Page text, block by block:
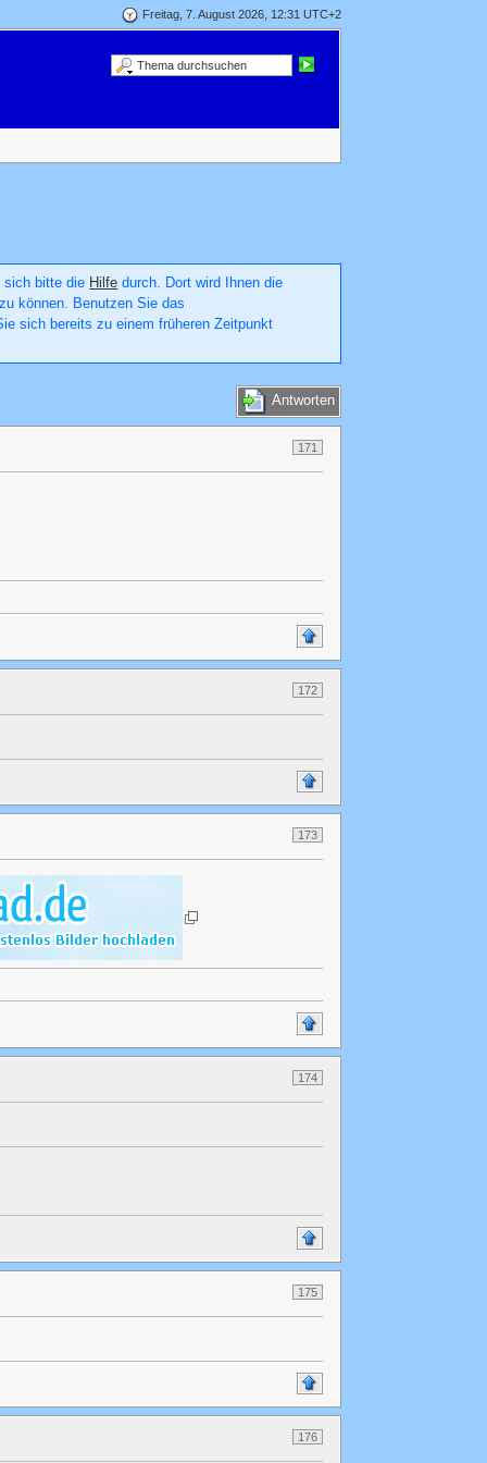
Freitag, 7. August 2026, 12:31 UTC+2
sich bitte die Hilfe durch. Dort wird Ihnen die
können. Benutzen Sie das
sich bereits zu einem früheren Zeitpunkt
Antworten
171
172
173
174
175
176